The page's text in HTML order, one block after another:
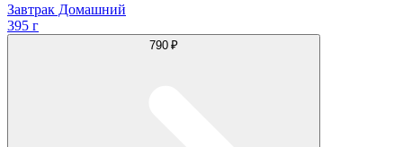
Завтрак Домашний
395 г
790 ₽